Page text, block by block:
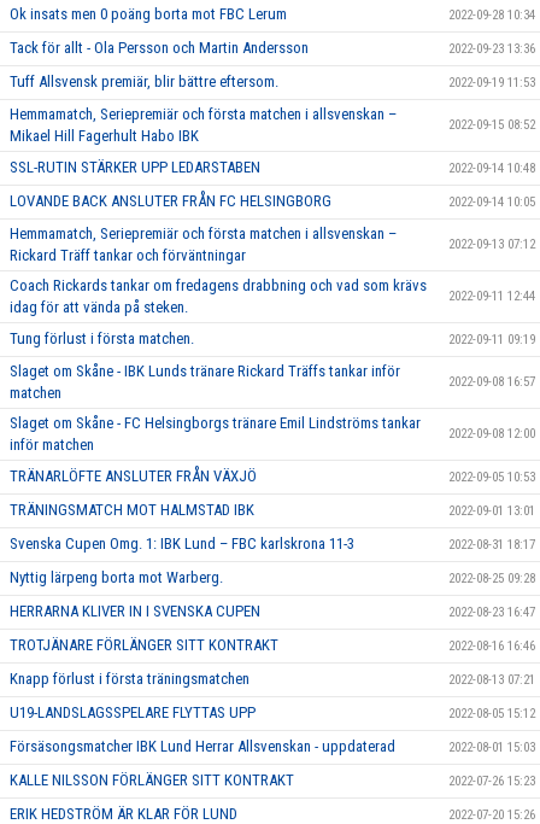
Ok insats men 0 poäng borta mot FBC Lerum 2022-09-28 10:34
Tack för allt - Ola Persson och Martin Andersson 2022-09-23 13:36
Tuff Allsvensk premiär, blir bättre eftersom. 2022-09-19 11:53
Hemmamatch, Seriepremiär och första matchen i allsvenskan –
Mikael Hill Fagerhult Habo IBK
2022-09-15 08:52
SSL-RUTIN STÄRKER UPP LEDARSTABEN 2022-09-14 10:48
LOVANDE BACK ANSLUTER FRÅN FC HELSINGBORG 2022-09-14 10:05
Hemmamatch, Seriepremiär och första matchen i allsvenskan –
Rickard Träff tankar och förväntningar
2022-09-13 07:12
Coach Rickards tankar om fredagens drabbning och vad som krävs
idag för att vända på steken.
2022-09-11 12:44
Tung förlust i första matchen. 2022-09-11 09:19
Slaget om Skåne - IBK Lunds tränare Rickard Träffs tankar inför
matchen
2022-09-08 16:57
Slaget om Skåne - FC Helsingborgs tränare Emil Lindströms tankar
inför matchen
2022-09-08 12:00
TRÄNARLÖFTE ANSLUTER FRÅN VÄXJÖ 2022-09-05 10:53
TRÄNINGSMATCH MOT HALMSTAD IBK 2022-09-01 13:01
Svenska Cupen Omg. 1: IBK Lund – FBC karlskrona 11-3 2022-08-31 18:17
Nyttig lärpeng borta mot Warberg. 2022-08-25 09:28
HERRARNA KLIVER IN I SVENSKA CUPEN 2022-08-23 16:47
TROTJÄNARE FÖRLÄNGER SITT KONTRAKT 2022-08-16 16:46
Knapp förlust i första träningsmatchen 2022-08-13 07:21
U19-LANDSLAGSSPELARE FLYTTAS UPP 2022-08-05 15:12
Försäsongsmatcher IBK Lund Herrar Allsvenskan - uppdaterad 2022-08-01 15:03
KALLE NILSSON FÖRLÄNGER SITT KONTRAKT 2022-07-26 15:23
ERIK HEDSTRÖM ÄR KLAR FÖR LUND 2022-07-20 15:26